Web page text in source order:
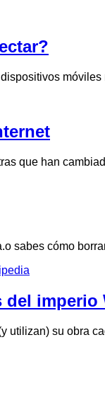
que han
sabes cómo
del imperio
utilizan) su obra